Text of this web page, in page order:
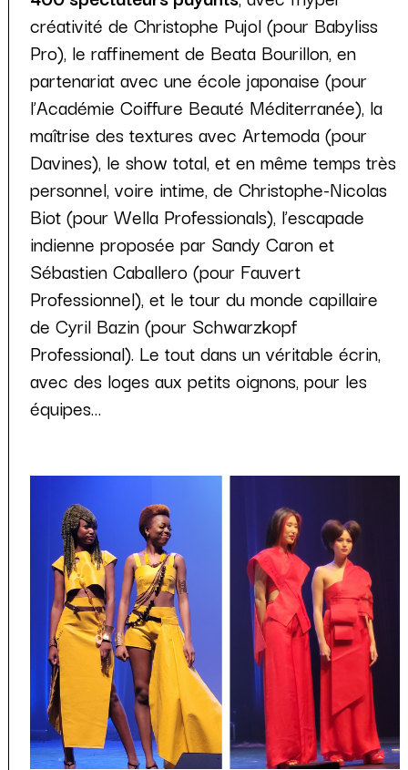
créativité de Christophe Pujol (pour Babyliss
Pro), le raffinement de Beata Bourillon, en
partenariat avec une école japonaise (pour
l’Académie Coiffure Beauté Méditerranée), la
maîtrise des textures avec Artemoda (pour
Davines), le show total, et en même temps très
personnel, voire intime, de Christophe-Nicolas
Biot (pour Wella Professionals), l’escapade
indienne proposée par Sandy Caron et
Sébastien Caballero (pour Fauvert
Professionnel), et le tour du monde capillaire
de Cyril Bazin (pour Schwarzkopf
Professional). Le tout dans un véritable écrin,
avec des loges aux petits oignons, pour les
équipes…